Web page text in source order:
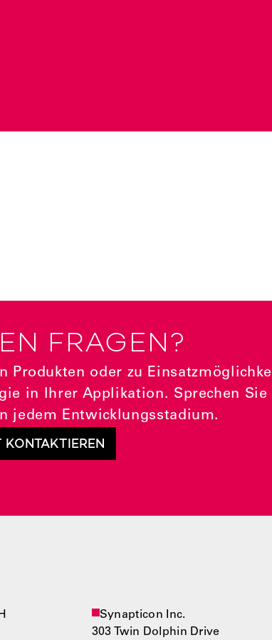
FRAGEN?
Produkten oder zu
in Ihrer Applikation. Sprechen Sie
jedem Entwicklungsstadium.
KONTAKTIEREN
Synapticon Inc.
303 Twin Dolphin Drive